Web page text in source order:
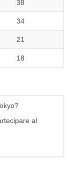
38
34
21
18
al